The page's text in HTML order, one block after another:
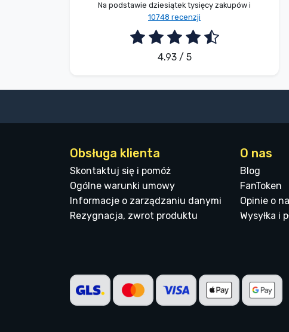
Na podstawie dziesiątek tysięcy zakupów i
10748 recenzji
4.93 / 5
Obsługa klienta
Skontaktuj się i pomóż
Ogólne warunki umowy
Informacje o zarządzaniu danymi
Rezygnacja, zwrot produktu
O nas
Blog
FanToken
Opinie o
Wysyłka i